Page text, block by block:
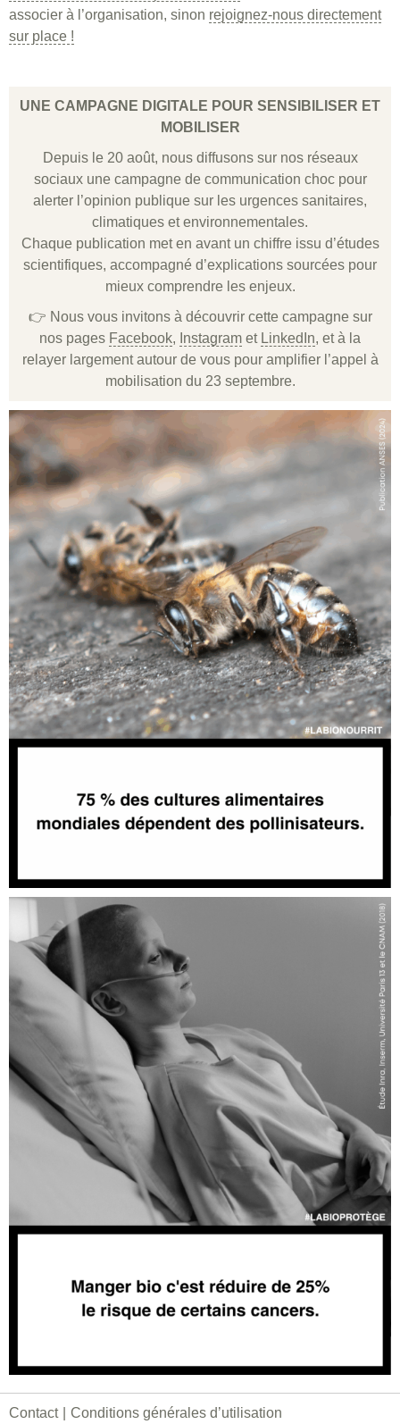
associer à l’organisation, sinon rejoignez-nous directement
sur place !
UNE CAMPAGNE DIGITALE POUR SENSIBILISER ET
MOBILISER
Depuis le 20 août, nous diffusons sur nos réseaux
sociaux une campagne de communication choc pour
alerter l’opinion publique sur les urgences sanitaires,
climatiques et environnementales.
Chaque publication met en avant un chiffre issu d’études
scientifiques, accompagné d’explications sourcées pour
mieux comprendre les enjeux.
👉 Nous vous invitons à découvrir cette campagne sur
nos pages Facebook, Instagram et LinkedIn, et à la
relayer largement autour de vous pour amplifier l’appel à
mobilisation du 23 septembre.
Contact Conditions générales d’utilisation